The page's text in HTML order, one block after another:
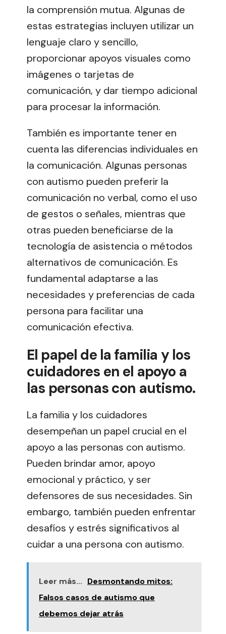
la comprensión mutua. Algunas de
estas estrategias incluyen utilizar un
lenguaje claro y sencillo,
proporcionar apoyos visuales como
imágenes o tarjetas de
comunicación, y dar tiempo adicional
para procesar la información.
También es importante tener en
cuenta las diferencias individuales en
la comunicación. Algunas personas
con autismo pueden preferir la
comunicación no verbal, como el uso
de gestos o señales, mientras que
otras pueden beneficiarse de la
tecnología de asistencia o métodos
alternativos de comunicación. Es
fundamental adaptarse a las
necesidades y preferencias de cada
persona para facilitar una
comunicación efectiva.
El papel de la familia y los
cuidadores en el apoyo a
las personas con autismo.
La familia y los cuidadores
desempeñan un papel crucial en el
apoyo a las personas con autismo.
Pueden brindar amor, apoyo
emocional y práctico, y ser
defensores de sus necesidades. Sin
embargo, también pueden enfrentar
desafíos y estrés significativos al
cuidar a una persona con autismo.
Leer más... Desmontando mitos:
Falsos casos de autismo que
debemos dejar atrás